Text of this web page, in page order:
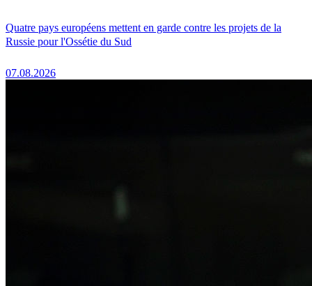
Quatre pays européens mettent en garde contre les projets de la
Russie pour l'Ossétie du Sud
07.08.2026